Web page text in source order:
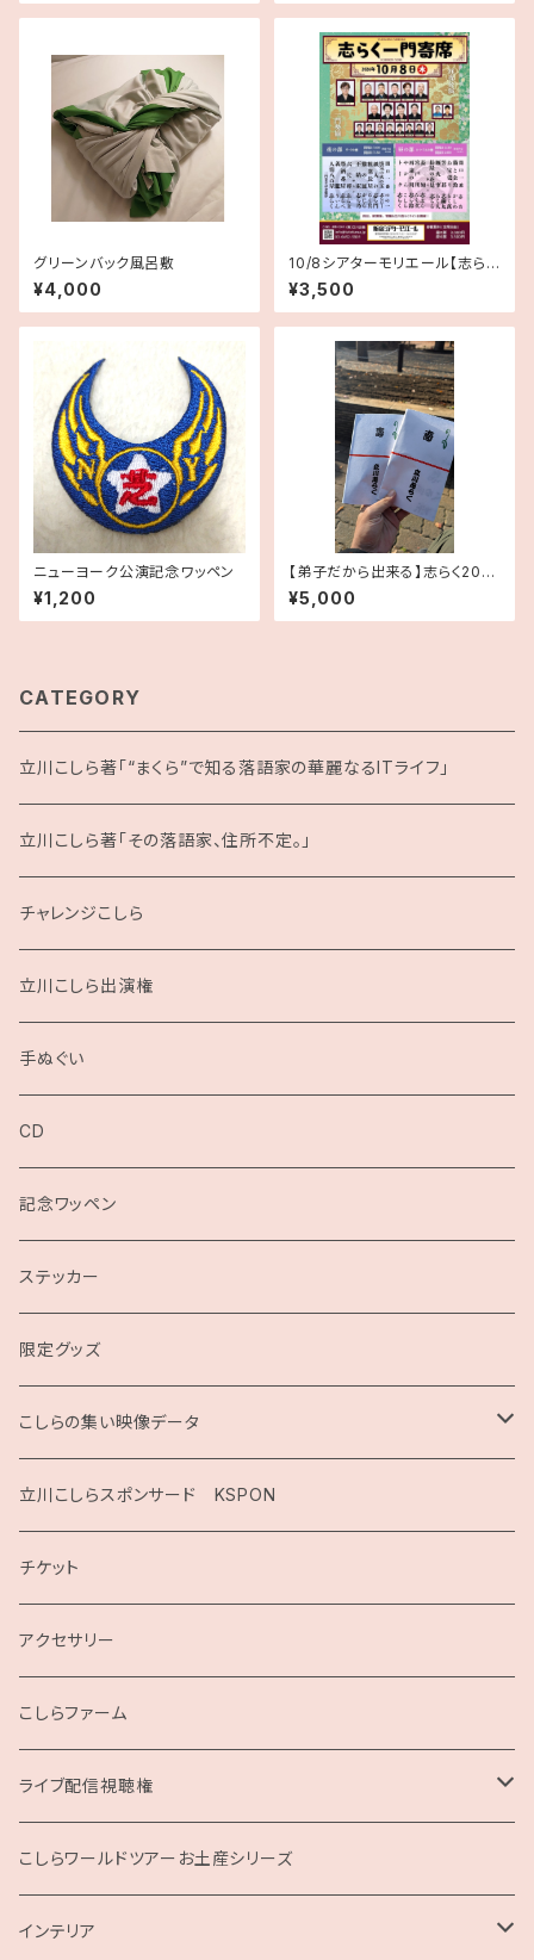
グリーンバック風呂敷
¥4,000
10/8シアターモリエール【志らく
一門寄席】昼の部のみ
¥3,500
ニューヨーク公演記念ワッペン
¥1,200
【弟子だから出来る】志らく2025
年手拭い2本セット【思い出の
品】
¥5,000
CATEGORY
立川こしら著「“まくら”で知る落語家の華麗なるITライフ」
立川こしら著「その落語家、住所不定。」
チャレンジこしら
立川こしら出演権
手ぬぐい
CD
記念ワッペン
ステッカー
限定グッズ
こしらの集い映像データ
2020
2019
こしらガンベッタ
立川こしらスポンサード KSPON
チケット
アクセサリー
こしらファーム
ライブ配信視聴権
こしらの集いweb
こしらワールドツアーお土産シリーズ
インテリア